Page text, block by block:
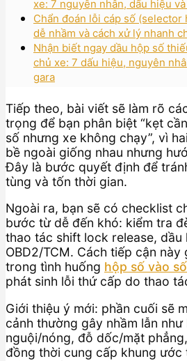
xe: 7 nguyên nhân, dấu hiệu
Chẩn đoán lỗi cáp số (selector
dễ nhầm và cách xử lý nhanh
Nhận biết ngay dầu hộp số
chủ xe: 7 dấu hiệu, nguyên
gara
Tiếp theo, bài viết sẽ làm rõ
trọng để bạn phân biệt “kẹt
số nhưng xe không chạy”, vì
bề ngoài giống nhau nhưng
Đây là bước quyết định để
tùng và tốn thời gian.
Ngoài ra, bạn sẽ có checklist
bước từ dễ đến khó: kiểm tra
thao tác shift lock release, dầu
OBD2/TCM. Cách tiếp cận này
trong tình huống hộp số vào
phát sinh lỗi thứ cấp do thao
Giới thiệu ý mới: phần cuối sẽ
cảnh thường gây nhầm lẫn như
nguội/nóng, đỗ dốc/mặt
đồng thời cung cấp khung ước